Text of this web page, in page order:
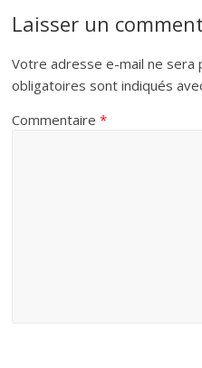
Laisser un
Votre adresse e-mail ne sera
obligatoires sont indiqués
Commentaire*